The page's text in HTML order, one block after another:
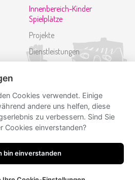
Innenbereich-Kinder
Spielplätze
Projekte
Dienstleistungen
Cookies verwendet. Einige
andere uns helfen, diese
zu verbessern. Sind Sie
Cookies einverstanden?
bin einverstanden